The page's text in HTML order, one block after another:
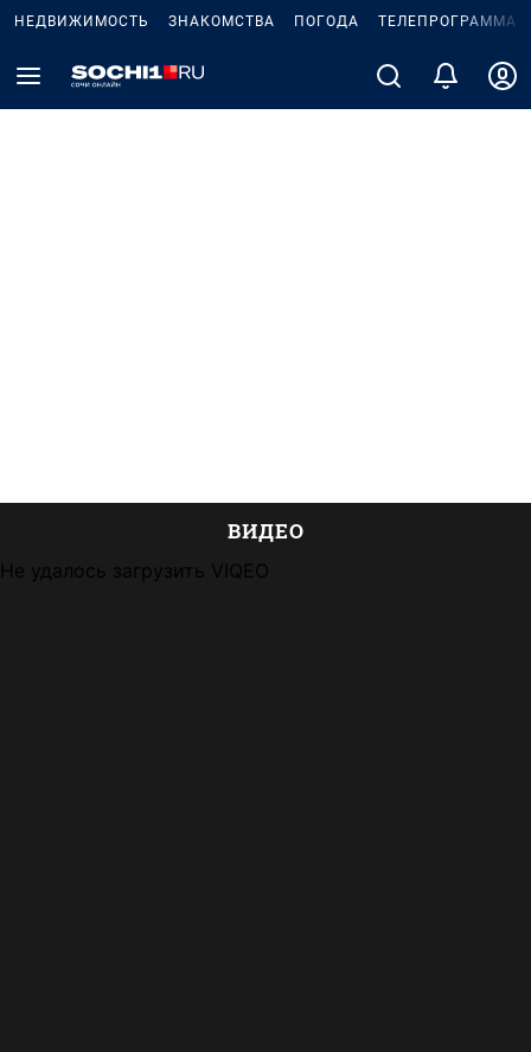
НЕДВИЖИМОСТЬ ЗНАКОМСТВА ПОГОДА ТЕЛЕПРОГРАММА
ВИДЕО
Не удалось загрузить VIQEO